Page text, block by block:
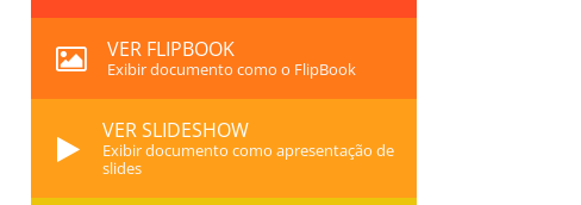
VER FLIPBOOK
Exibir documento como o FlipBook
VER SLIDESHOW
Exibir documento como apresentação de
slides